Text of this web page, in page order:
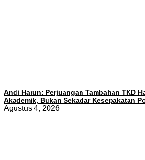
Andi Harun: Perjuangan Tambahan TKD
Akademik, Bukan Sekadar Kesepakatan
Agustus 4, 2026